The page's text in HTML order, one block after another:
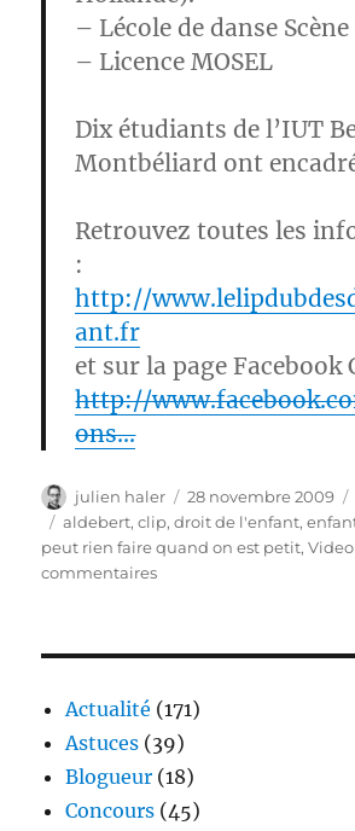
– Lécole de danse Scène
– Licence MOSEL
Dix étudiants de l’IUT
Montbéliard ont
Retrouvez toutes les
:
http://
ant.fr
et sur la page Facebook
http://
ons…
Auteur
julien haler
Publié
le
28 novembre 2009
Étiquettes
aldebert,clip,droit de l'enfant,
peut rien faire quand on est petit,Video
commentairessur
:
lipdub
Actualité (171)
Astuces (39)
Blogueur (18)
Concours (45)